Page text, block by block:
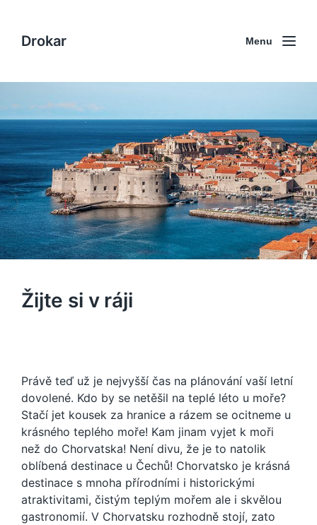
Drokar Menu
Žijte si v ráji
Právě teď už je nejvyšší čas na plánování vaší letní
dovolené. Kdo by se netěšil na teplé léto u moře?
Stačí jet kousek za hranice a rázem se ocitneme u
krásného teplého moře! Kam jinam vyjet k moři
než do Chorvatska! Není divu, že je to natolik
oblíbená destinace u Čechů! Chorvatsko je krásná
destinace s mnoha přírodními i historickými
atraktivitami, čistým teplým mořem ale i skvělou
gastronomií. V Chorvatsku rozhodně stojí, zato